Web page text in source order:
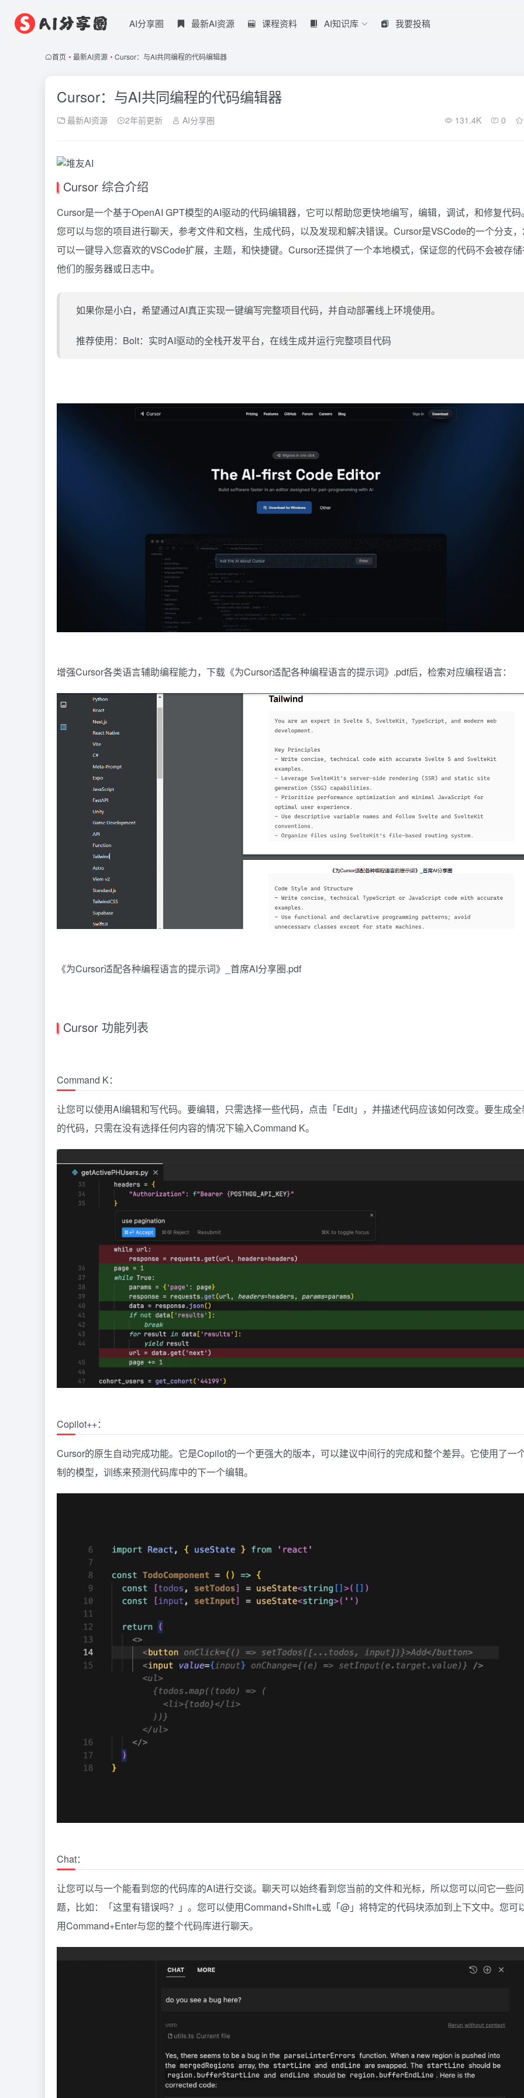
AI分享圈 最新AI资源 课程资料 AI知识库 我要投稿
首页 • 最新AI资源 • Cursor：与AI共同编程的代码编辑器
Cursor：与AI共同编程的代码编辑器
最新AI资源 2年前更新 AI分享圈 131.4K 0
Cursor 综合介绍
Cursor是一个基于OpenAI GPT模型的AI驱动的代码编辑器，它可以帮助您更快地编写，编辑，调试，和修复代码
您可以与您的项目进行聊天，参考文件和文档，生成代码，以及发现和解决错误。Cursor是VSCode的一个分支
可以一键导入您喜欢的VSCode扩展，主题，和快捷键。Cursor还提供了一个本地模式，保证您的代码不会被存
他们的服务器或日志中。
如果你是小白，希望通过AI真正实现一键编写完整项目代码，并自动部署线上环境使用。
推荐使用： Bolt：实时AI驱动的全栈开发平台，在线生成并运行完整项目代码
增强Cursor各类语言辅助编程能力，下载《为Cursor适配各种编程语言的提示词》.pdf后，检索对应编程语言：
《为Cursor适配各种编程语言的提示词》_首席AI分享圈.pdf
Cursor 功能列表
Command K：
让您可以使用AI编辑和写代码。要编辑，只需选择一些代码，点击「Edit」，并描述代码应该如何改变。要生成全
的代码，只需在没有选择任何内容的情况下输入Command K。
Copilot++：
Cursor的原生自动完成功能。它是Copilot的一个更强大的版本，可以建议中间行的完成和整个差异。它使用了一
制的模型，训练来预测代码库中的下一个编辑。
Chat：
让您可以与一个能看到您的代码库的AI进行交谈。聊天可以始终看到您当前的文件和光标，所以您可以问它一些问
题，比如：「这里有错误吗？」。您可以使用Command+Shift+L或「@」将特定的代码块添加到上下文中。您可
用Command+Enter与您的整个代码库进行聊天。